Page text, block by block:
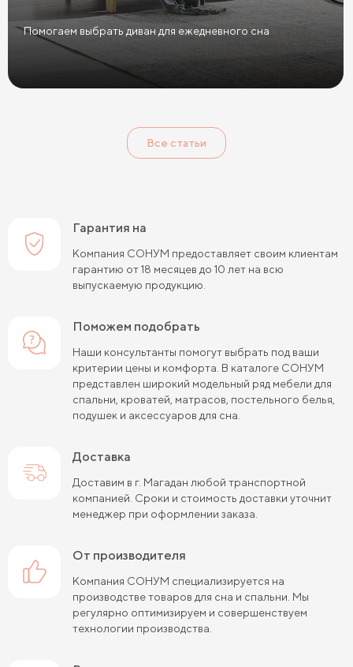
Помогаем выбрать диван для ежедневного сна
Все статьи
Гарантия на
Компания СОНУМ предоставляет своим клиентам
гарантию от 18 месяцев до 10 лет на всю
выпускаемую продукцию.
Поможем подобрать
Наши консультанты помогут выбрать под ваши
критерии цены и комфорта. В каталоге СОНУМ
представлен широкий модельный ряд мебели для
спальни, кроватей, матрасов, постельного белья,
подушек и аксессуаров для сна.
Доставка
Доставим в г. Магадан любой транспортной
компанией. Сроки и стоимость доставки уточнит
менеджер при оформлении заказа.
от производителя
Компания СОНУМ специализируется на
производстве товаров для сна и спальни. Мы
регулярно оптимизируем и совершенствуем
технологии производства.